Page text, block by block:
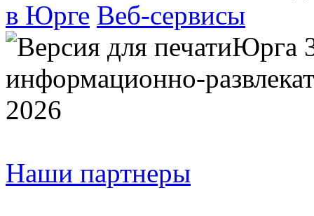
в Юрге Веб-сервисы
Юрга
информационно-
2026
Наши партнеры